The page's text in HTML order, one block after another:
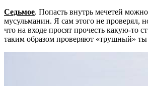
Седьмое. Попасть внутрь мечетей
мусульманин. Я сам этого не проверял,
что на входе просят прочесть какую-то
таким образом проверяют «трушный» ты